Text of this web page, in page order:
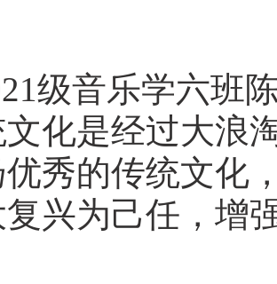
级音乐学六班
化是经过大浪
秀的传统文化
兴为己任，增